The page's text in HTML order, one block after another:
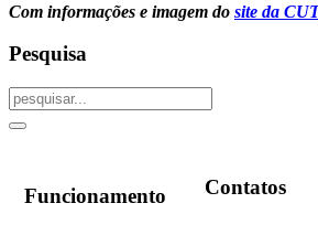
Com informações e imagem do site da CUT
Pesquisa
Funcionamento Contatos